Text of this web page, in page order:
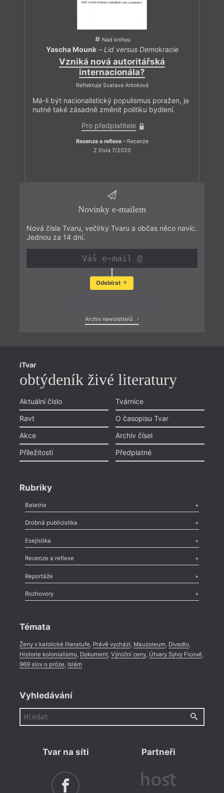
Nad knihou
Yascha Mounk– Lid versus Demokracie
Vzniká nová autoritářská
internacionála?
Reflektuje Svatava Antošová
Má-li být nacionalistický populismus poražen, je
nutné také zásadně změnit politiku bydlení.
Pro předplatitele
Recenze a reflexe– Recenze
Z čísla 7/2020
Novinky e-mailem
Nová čísla Tvaru, večírky Tvaru a občas něco navíc.
Jednou za 14 dní.
Odebírat
Archiv newsletterů
iTvar
obtýdeník živé literatury
Aktuální číslo
Ravt
Akce
Příležitosti
Tvárnice
O časopisu Tvar
Archiv čísel
Předplatné
Rubriky
Beletrie
Poezie,Próza,Dokumenty
Drobná publicistika
Odlesk
Nekrolog,Glosa,Sloupek,Pozvánka,Literární soutěž,
Esejistika
Esej ,Pádlo,Úvaha
Recenze a reflexe
Recenze
Méně slov o próze,Celá rubrika
Reportáže
Literární zítřky
Celá rubrika
Rozhovory
Témata
Ženy v katolické literatuře, Právě vychází, Mauzoleum, Divadlo,
Historie kolonialismu, Dokument, Výroční ceny, Útvary Sylvy Ficové,
969 slov o próze, Islám
Vyhledávání
Tvar na síti Partneři